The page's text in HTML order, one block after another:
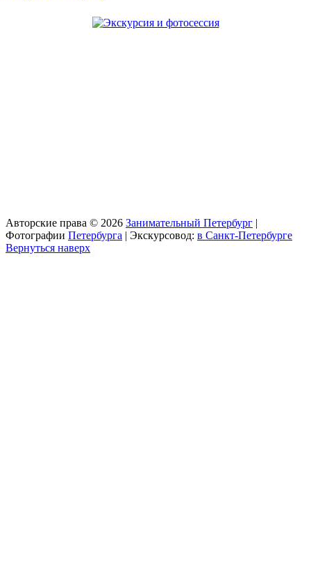
Авторские права © 2026 Занимательный Петербург |
Фотографии Петербурга | Экскурсовод: в Санкт-Петербурге
Вернуться наверх